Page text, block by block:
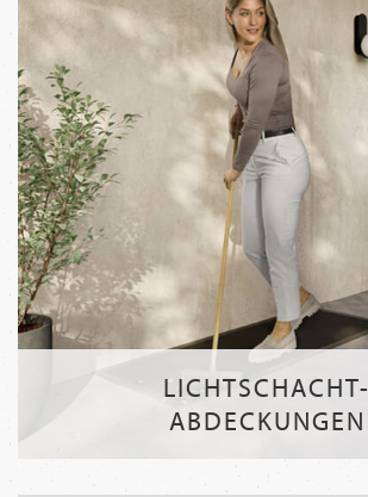
LICHTSCHACHT-
ABDECKUNGEN